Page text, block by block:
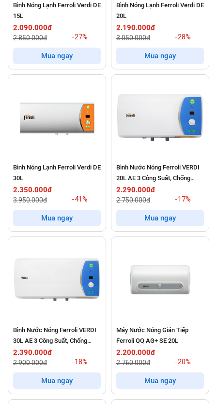
Bình Nóng Lạnh Ferroli Verdi DE
15L
2.090.000đ
2.850.000đ -27%
Mua ngay
Bình Nóng Lạnh Ferroli Verdi DE
20L
2.190.000đ
3.050.000đ -28%
Mua ngay
Bình Nóng Lạnh Ferroli Verdi DE
30L
2.350.000đ
3.950.000đ -41%
Mua ngay
Bình Nước Nóng Ferroli VERDI
20L AE 3 Công Suất, Chống
Giật, Chống Cặn 2500W
2.290.000đ
2.750.000đ -17%
Mua ngay
Bình Nước Nóng Ferroli VERDI
30L AE 3 Công Suất, Chống
Giật, Chống Cặn 2500W
2.390.000đ
2.900.000đ -18%
Mua ngay
Máy Nước Nóng Gián Tiếp
Ferroli QQ AG+ SE 20L
2.200.000đ
2.760.000đ -20%
Mua ngay